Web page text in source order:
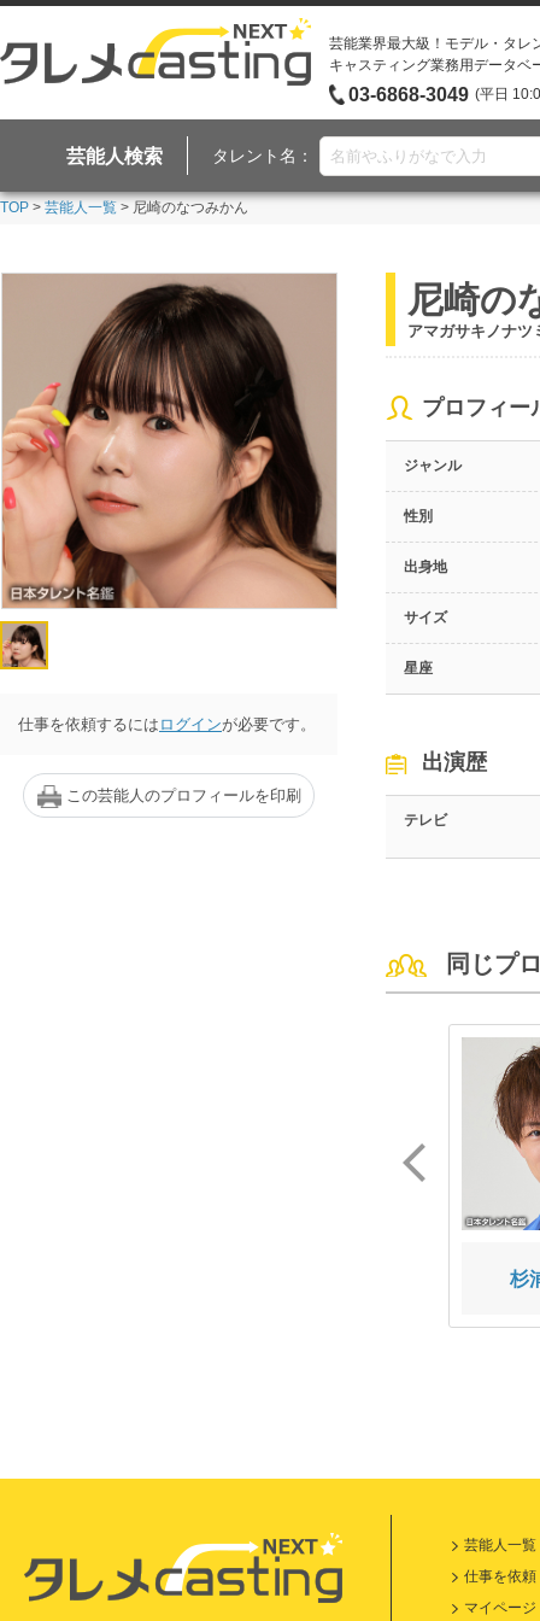
芸能業界最大級！モデル・タレ
キャスティング業務用データベ
03-6868-3049 (平日
芸能人検索 タレント名：
TOP > 芸能人一覧 > 尼崎のなつみかん
仕事を依頼するには ログインが必要です。
この芸能人のプロフィールを印刷
尼崎の
アマガサキノナツ
プロフィー
ジャンル
性別
出身地
サイズ
星座
出演歴
テレビ
同じプ
杉
芸能人一覧
仕事を依頼
マイページ